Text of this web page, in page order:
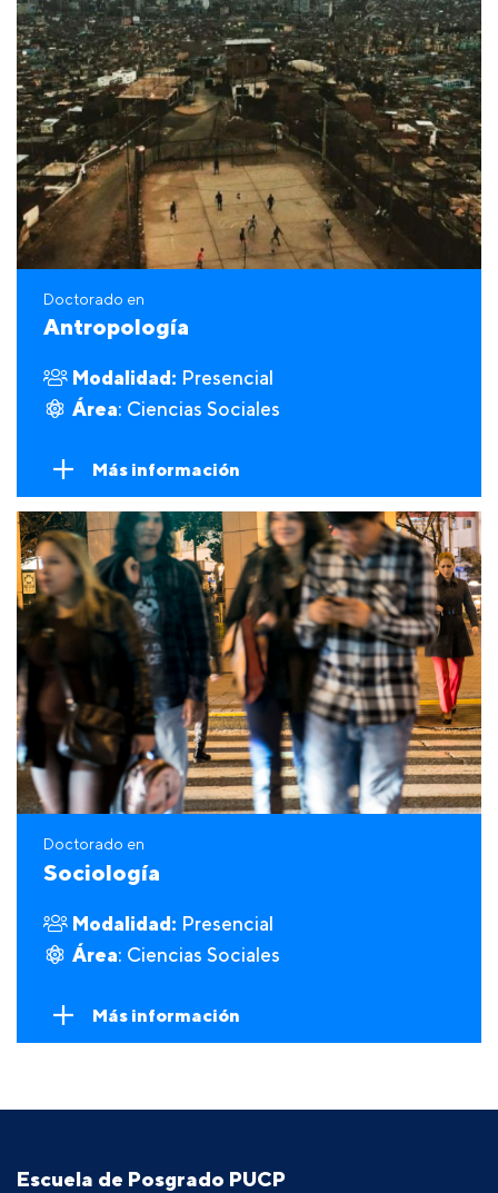
Doctorado en
Antropología
Modalidad: Presencial
Área: Ciencias Sociales
Más información
Doctorado en
Sociología
Modalidad: Presencial
Área: Ciencias Sociales
Más información
Escuela de Posgrado PUCP